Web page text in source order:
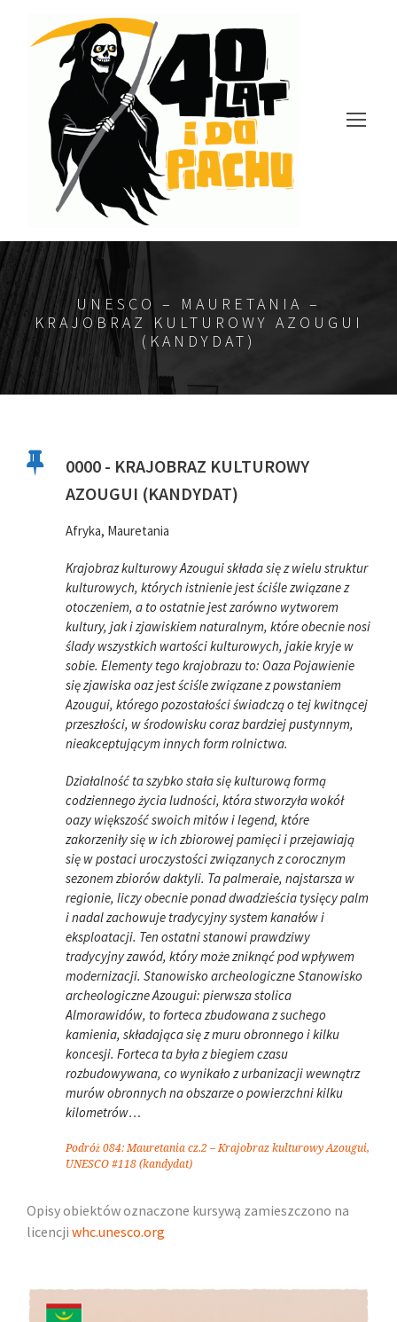
UNESCO – MAURETANIA –
KRAJOBRAZ KULTUROWY AZOUGUI
(KANDYDAT)
0000 - KRAJOBRAZ KULTUROWY
AZOUGUI (KANDYDAT)
Afryka, Mauretania
Krajobraz kulturowy Azougui składa się z wielu struktur
kulturowych, których istnienie jest ściśle związane z
otoczeniem, a to ostatnie jest zarówno wytworem
kultury, jak i zjawiskiem naturalnym, które obecnie nosi
ślady wszystkich wartości kulturowych, jakie kryje w
sobie. Elementy tego krajobrazu to: Oaza Pojawienie
się zjawiska oaz jest ściśle związane z powstaniem
Azougui, którego pozostałości świadczą o tej kwitnącej
przeszłości, w środowisku coraz bardziej pustynnym,
nieakceptującym innych form rolnictwa.
Działalność ta szybko stała się kulturową formą
codziennego życia ludności, która stworzyła wokół
oazy większość swoich mitów i legend, które
zakorzeniły się w ich zbiorowej pamięci i przejawiają
się w postaci uroczystości związanych z corocznym
sezonem zbiorów daktyli. Ta palmeraie, najstarsza w
regionie, liczy obecnie ponad dwadzieścia tysięcy palm
i nadal zachowuje tradycyjny system kanałów i
eksploatacji. Ten ostatni stanowi prawdziwy
tradycyjny zawód, który może zniknąć pod wpływem
modernizacji. Stanowisko archeologiczne Stanowisko
archeologiczne Azougui: pierwsza stolica
Almorawidów, to forteca zbudowana z suchego
kamienia, składająca się z muru obronnego i kilku
koncesji. Forteca ta była z biegiem czasu
rozbudowywana, co wynikało z urbanizacji wewnątrz
murów obronnych na obszarze o powierzchni kilku
kilometrów…
Podróż 084: Mauretania cz.2 – Krajobraz kulturowy Azougui,
UNESCO #118 (kandydat)
Opisy obiektów oznaczone kursywą zamieszczono na
licencji whc.unesco.org